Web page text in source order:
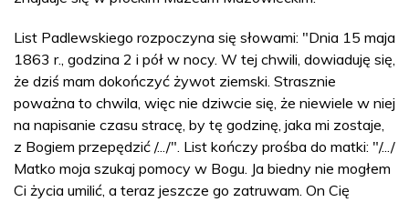
List Padlewskiego rozpoczyna się słowami: "Dnia 15 maja
1863 r., godzina 2 i pół w nocy. W tej chwili, dowiaduję się,
że dziś mam dokończyć żywot ziemski. Strasznie
poważna to chwila, więc nie dziwcie się, że niewiele w niej
na napisanie czasu stracę, by tę godzinę, jaka mi zostaje,
z Bogiem przepędzić /.../". List kończy prośba do matki: "/.../
Matko moja szukaj pomocy w Bogu. Ja biedny nie mogłem
Ci życia umilić, a teraz jeszcze go zatruwam. On Cię